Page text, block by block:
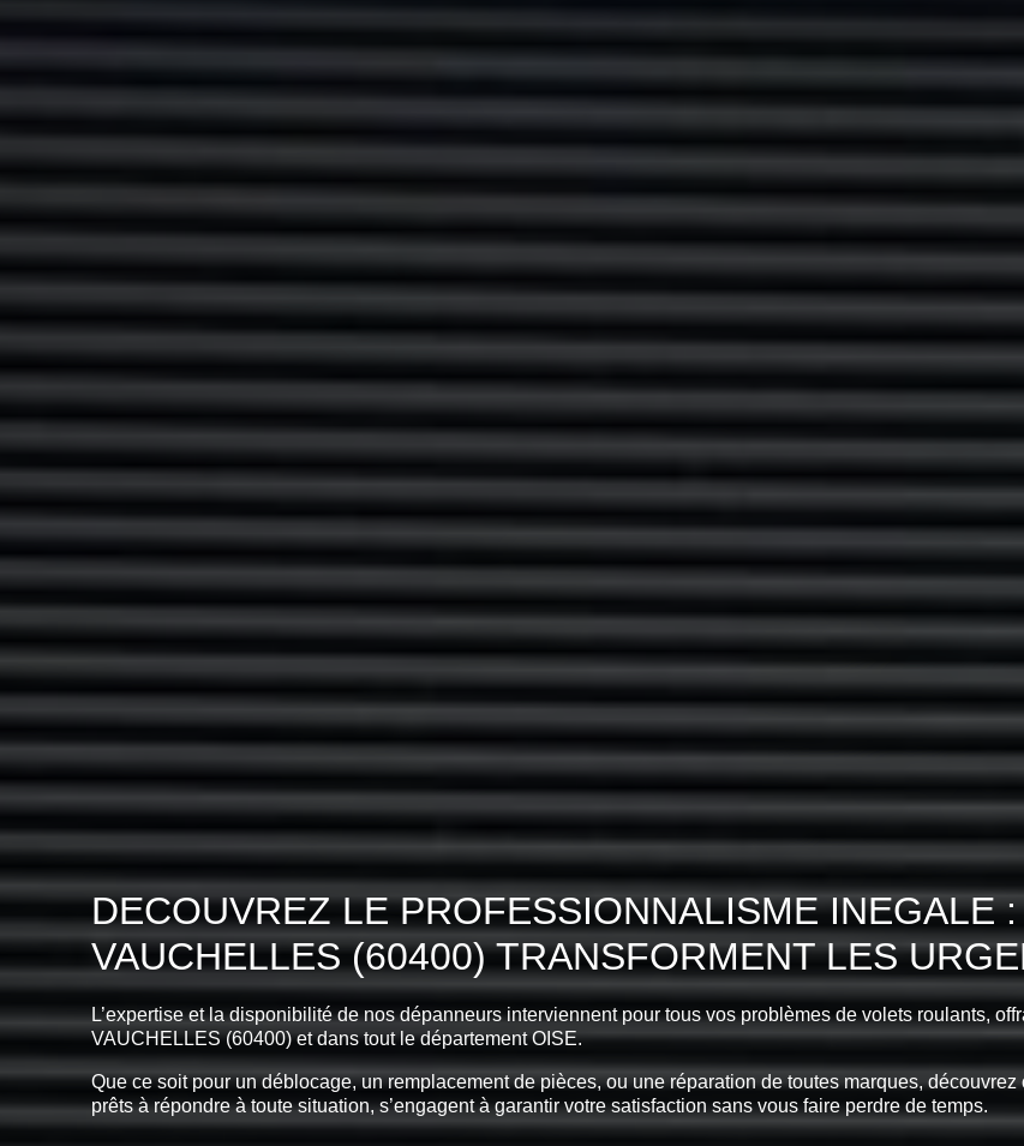
DECOUVREZ LE PROFESSIONNALISME INEGALE
VAUCHELLES (60400) TRANSFORMENT LES
L’expertise et la disponibilité de nos dépanneurs interviennent pour tous vos problèmes de volets roulants,
VAUCHELLES (60400) et dans tout le département OISE.
Que ce soit pour un déblocage, un remplacement de pièces, ou une réparation de toutes marques,
prêts à répondre à toute situation, s’engagent à garantir votre satisfaction sans vous faire perdre de temps.